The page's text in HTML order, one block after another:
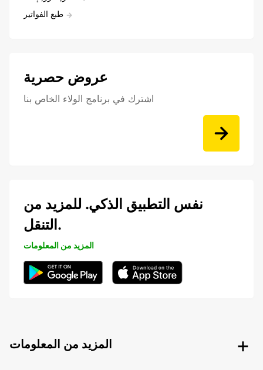
طبع الفواتير
عروض حصرية
اشترك في برنامج الولاء الخاص بنا
نفس التطبيق الذكي. للمزيد من
التنقل.
المزيد من المعلومات
المزيد من المعلومات